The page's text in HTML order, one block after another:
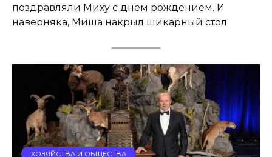
поздравляли Миху с днем рождением. И
наверняка, Миша накрыл шикарный стол
ХОЗЯЙСТВА И ОБЩЕСТВА